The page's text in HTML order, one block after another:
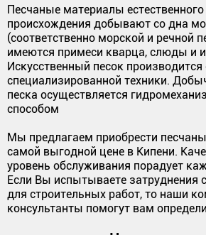
Песчаные материалы
происхождения добывают со дна
(соответственно морской и речной
имеются примеси кварца, слюды и
Искусственный песок
специализированной техники.
песка осуществляется
способом
Мы предлагаем приобрести
самой выгодной цене в Кипени.
уровень обслуживания порадует
Если Вы испытываете затруднения
для строительных работ, то наши
консультанты помогут вам